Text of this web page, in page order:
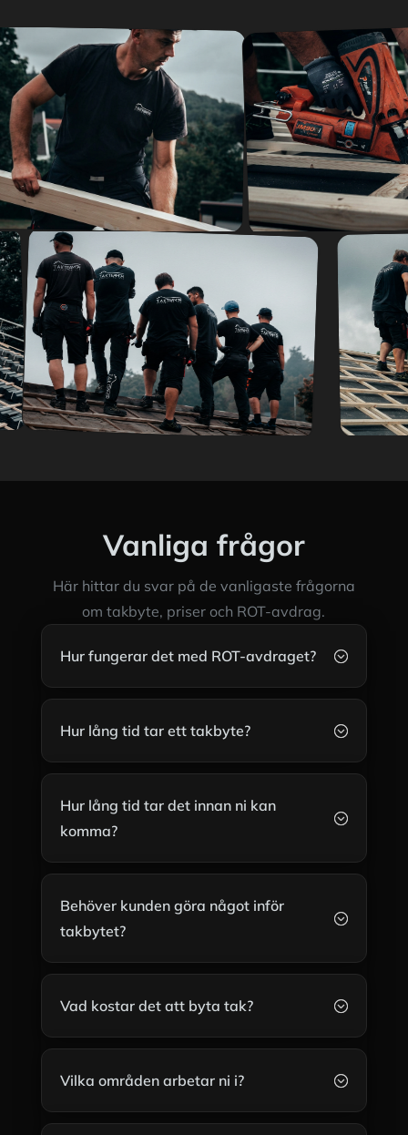
Vanliga frågor
Här hittar du svar på de vanligaste frågorna
om takbyte, priser och ROT-avdrag.
;
Hur fungerar det med ROT-avdraget?
;
Hur lång tid tar ett takbyte?
;
Hur lång tid tar det innan ni kan
komma?
;
Behöver kunden göra något inför
takbytet?
;
Vad kostar det att byta tak?
;
Vilka områden arbetar ni i?